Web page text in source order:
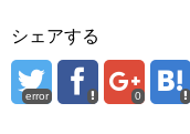
シェアする
error 0